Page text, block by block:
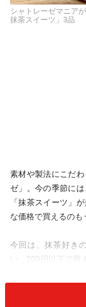
シャトレーゼマニア
抹茶スイーツ」3品
素材や製法にこだ
ゼ」。今の季節に
「抹茶スイーツ」
な価格で買えるのも
今回は、抹茶好き
い、200円以下で